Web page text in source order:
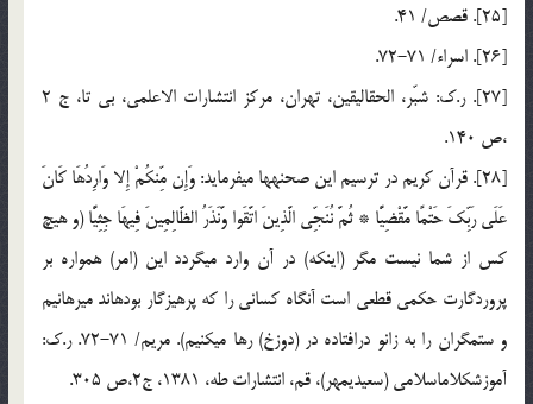
[25]. قصص/ 41.
[26]. اسراء/ 71-72.
[27]. ر.ك: شبّر، الحق‏اليقين، تهران، مركز انتشارات الاعلمي، بي تا، ج 2
،ص 140.
[28]. قرآن كريم در ترسيم اين صحنه‏ها مي‏فرمايد: وَإِن مِّنكُمْ إِلا وَارِدُهَا كَانَ
عَلَي رَبِّكَ حَتْمًا مَّقْضِيًّا * ثُمَّ نُنَجِّي الَّذِينَ اتَّقَوا وَّنَذَرُ الظَّالِمِينَ فِيهَا جِثِيًّا (و هيچ
كس از شما نيست مگر (اينكه) در آن وارد مي‏گردد اين (امر) همواره بر
پروردگارت حكمي قطعي است آنگاه كساني را كه پرهيزگار بوده‏اند مي‏رهانيم
و ستمگران را به زانو درافتاده در (دوزخ) رها مي‏كنيم). مريم/ 71-72. ر.ك:
آموزش‏كلام‏اسلامي (سعيدي‏مهر)، قم، انتشارات طه، 1381، ج2،ص 305.